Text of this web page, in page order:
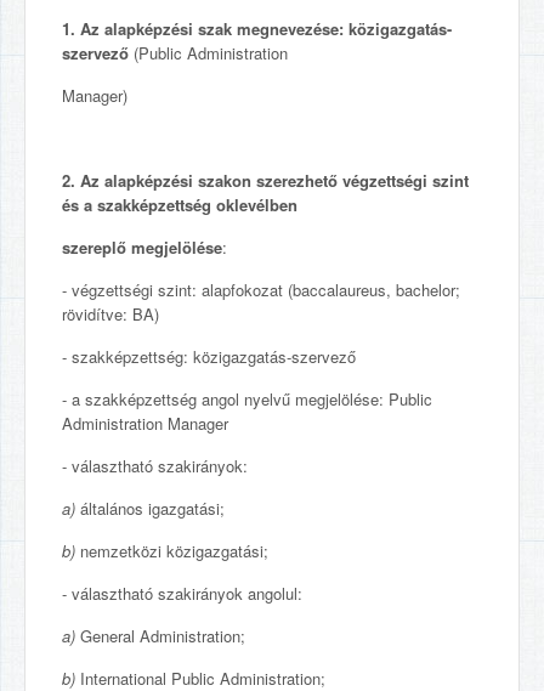
1. Az alapképzési szak megnevezése: közigazgatás-
szervező (Public Administration
Manager)
2. Az alapképzési szakon szerezhető végzettségi szint
és a szakképzettség oklevélben
szereplő megjelölése:
- végzettségi szint: alapfokozat (baccalaureus, bachelor;
rövidítve: BA)
- szakképzettség: közigazgatás-szervező
- a szakképzettség angol nyelvű megjelölése: Public
Administration Manager
- választható szakirányok:
a) általános igazgatási;
b) nemzetközi közigazgatási;
- választható szakirányok angolul:
a) General Administration;
b) International Public Administration;